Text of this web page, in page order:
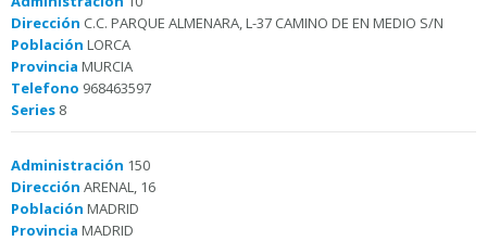
Dirección C.C. PARQUE ALMENARA, L-37 CAMINO DE EN MEDIO S/N
Población LORCA
Provincia MURCIA
Telefono 968463597
Series 8
Administración 150
Dirección ARENAL, 16
Población MADRID
Provincia MADRID